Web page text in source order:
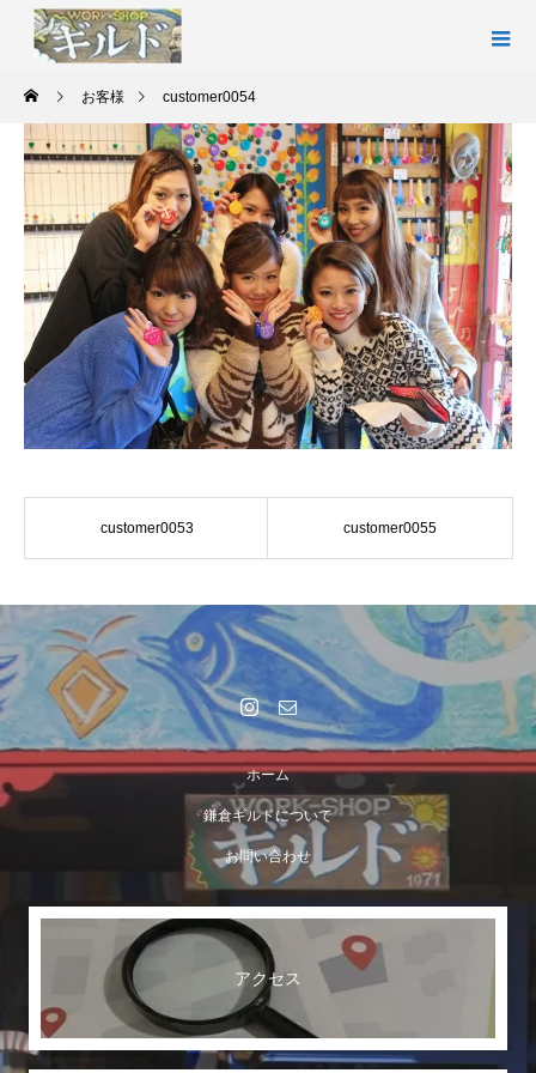
お客様 customer0054
customer0053 customer0055
ホーム
鎌倉ギルドについて
お問い合わせ
アクセス